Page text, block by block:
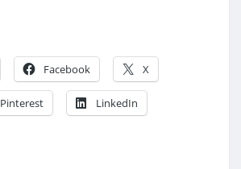
Facebook X
Pinterest LinkedIn